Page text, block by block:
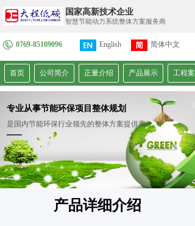
智慧节能动力系统整体方案服务商
国家高新技术企业
English 简体中文
繁體中文
0769-85109096
首页 公司简介 正量介绍 产品展示 工程案
专业从事节能环保项目整体规划
是国内节能环保行业领先的整体方案提供商
产品详细介绍